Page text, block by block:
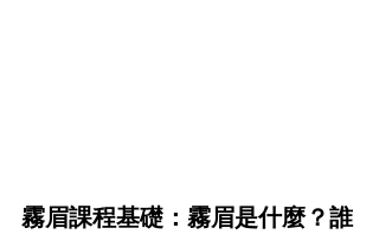
霧眉課程基礎：霧眉是什麼？誰